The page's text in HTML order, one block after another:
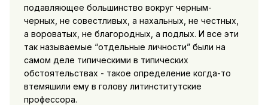
подавляющее большинство вокруг черным-
черных, не совестливых, а нахальных, не честных,
а вороватых, не благородных, а подлых. И все эти
так называемые “отдельные личности” были на
самом деле типическими в типических
обстоятельствах - такое определение когда-то
втемяшили ему в голову литинститутские
профессора.